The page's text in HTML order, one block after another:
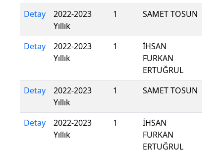
Detay
2022-2023
Yıllık
1 SAMET TOSUN
Detay
2022-2023
Yıllık
1
İHSAN
FURKAN
ERTUĞRUL
Detay
2022-2023
Yıllık
1 SAMET TOSUN
Detay
2022-2023
Yıllık
1
İHSAN
FURKAN
ERTUĞRUL